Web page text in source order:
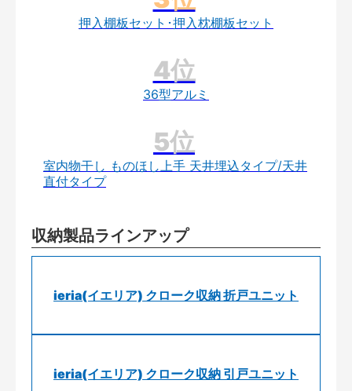
押入棚板セット･押入枕棚板セット
36型アルミ
室内物干し ものほし上手 天井埋込タイプ/天井
直付タイプ
収納製品ラインアップ
ieria(イエリア) クローク収納 折戸ユニット
ieria(イエリア) クローク収納 引戸ユニット